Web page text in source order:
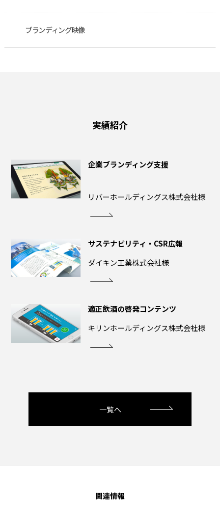
ブランディング映像
実績紹介
企業ブランディング支援
リバーホールディングス株式会社様
サステナビリティ・CSR広報
ダイキン工業株式会社様
適正飲酒の啓発コンテンツ
キリンホールディングス株式会社様
一覧へ
関連情報